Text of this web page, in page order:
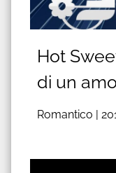
Hot
di un
Romantico |